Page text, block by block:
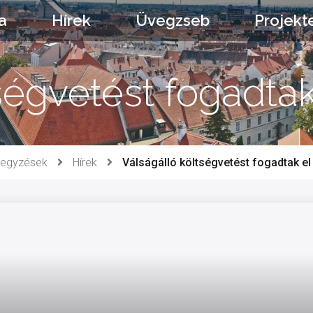
Hírek Üvegzseb
Hírek Válságálló költségvetést fogadtak el